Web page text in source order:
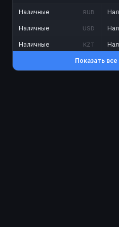
Наличные RUB
Наличные USD
Наличные KZT
Показать все